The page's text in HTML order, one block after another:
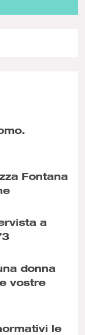
Fontana
a
donna
vostre
le